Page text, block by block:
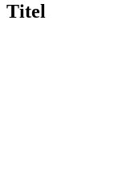
view
Titel